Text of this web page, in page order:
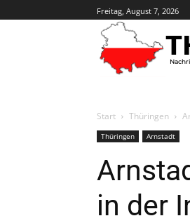
Freitag, August 7, 2026
Start Thüringen
Thüringen Arnstadt
in der